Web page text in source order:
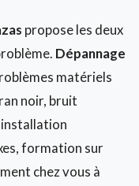
propose les deux
Dépannage
matériels
noir, bruit
formation sur
chez vous à